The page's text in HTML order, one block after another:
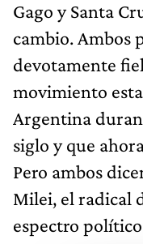
Gago y Santa
cambio. Ambos
devotamente
movimiento
Argentina
siglo y que
Pero ambos
Milei, el radical
espectro